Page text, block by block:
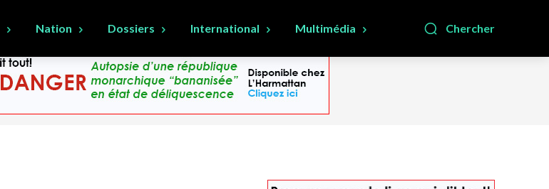
Chercher
Nation Dossiers International Multimédia